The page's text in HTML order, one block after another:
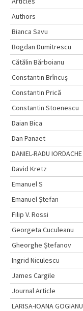
Authors
Bianca Savu
Bogdan Dumitrescu
Cătălin Bărboianu
Constantin Brîncuș
Constantin Prică
Constantin Stoenescu
Daian Bica
Dan Panaet
DANIEL-RADU IORDACHE
David Kretz
Emanuel S
Emanuel Ştefan
Filip V. Rossi
Georgeta Cuculeanu
Gheorghe Ștefanov
Ingrid Niculescu
James Cargile
Journal Article
LARISA-IOANA GOGIANU